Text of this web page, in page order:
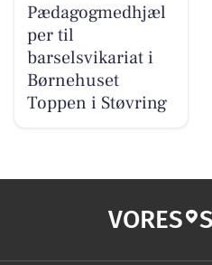
Pædagogmedhjæl
per til
barselsvikariat i
Børnehuset
Toppen i Støvring
VORES